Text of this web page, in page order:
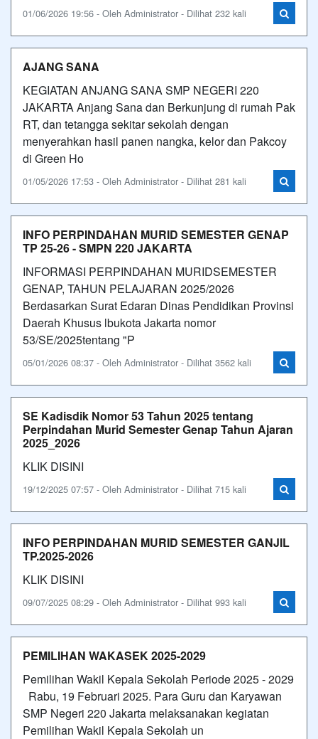
01/06/2026 19:56 - Oleh Administrator - Dilihat 232 kali
AJANG SANA
KEGIATAN ANJANG SANA SMP NEGERI 220
JAKARTA Anjang Sana dan Berkunjung di rumah Pak
RT, dan tetangga sekitar sekolah dengan
menyerahkan hasil panen nangka, kelor dan Pakcoy
di Green Ho
01/05/2026 17:53 - Oleh Administrator - Dilihat 281 kali
INFO PERPINDAHAN MURID SEMESTER GENAP
TP 25-26 - SMPN 220 JAKARTA
INFORMASI PERPINDAHAN MURIDSEMESTER
GENAP, TAHUN PELAJARAN 2025/2026
Berdasarkan Surat Edaran Dinas Pendidikan Provinsi
Daerah Khusus lbukota Jakarta nomor
53/SE/2025tentang "P
05/01/2026 08:37 - Oleh Administrator - Dilihat 3562 kali
SE Kadisdik Nomor 53 Tahun 2025 tentang
Perpindahan Murid Semester Genap Tahun Ajaran
2025_2026
KLIK DISINI
19/12/2025 07:57 - Oleh Administrator - Dilihat 715 kali
INFO PERPINDAHAN MURID SEMESTER GANJIL
TP.2025-2026
KLIK DISINI
09/07/2025 08:29 - Oleh Administrator - Dilihat 993 kali
PEMILIHAN WAKASEK 2025-2029
Pemilihan Wakil Kepala Sekolah Periode 2025 - 2029
Rabu, 19 Februari 2025. Para Guru dan Karyawan
SMP Negeri 220 Jakarta melaksanakan kegiatan
Pemilihan Wakil Kepala Sekolah un